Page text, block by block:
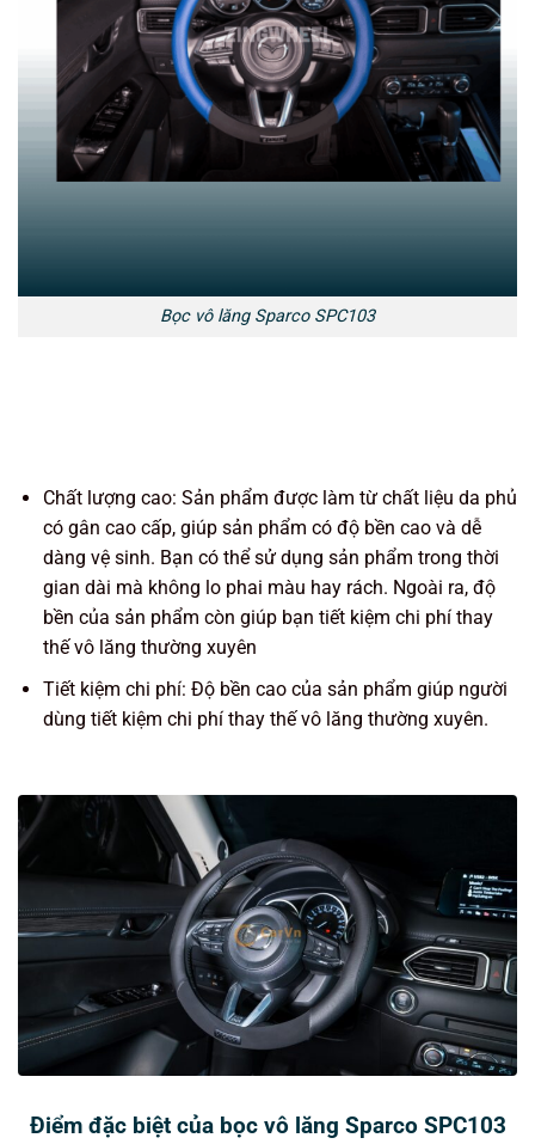
Bọc vô lăng Sparco SPC103
Chất lượng cao: Sản phẩm được làm từ chất liệu da phủ
có gân cao cấp, giúp sản phẩm có độ bền cao và dễ
dàng vệ sinh. Bạn có thể sử dụng sản phẩm trong thời
gian dài mà không lo phai màu hay rách. Ngoài ra, độ
bền của sản phẩm còn giúp bạn tiết kiệm chi phí thay
thế vô lăng thường xuyên
Tiết kiệm chi phí: Độ bền cao của sản phẩm giúp người
dùng tiết kiệm chi phí thay thế vô lăng thường xuyên.
Điểm đặc biệt của bọc vô lăng Sparco SPC103